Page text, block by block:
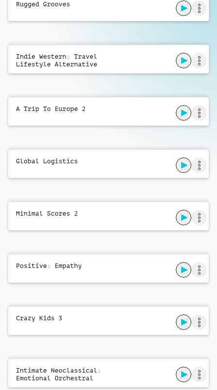
Rugged Grooves
Indie Western: Travel
Lifestyle Alternative
A Trip To Europe 2
Global Logistics
Minimal Scores 2
Positive: Empathy
Crazy Kids 3
Intimate Neoclassical:
Emotional Orchestral
Romantic